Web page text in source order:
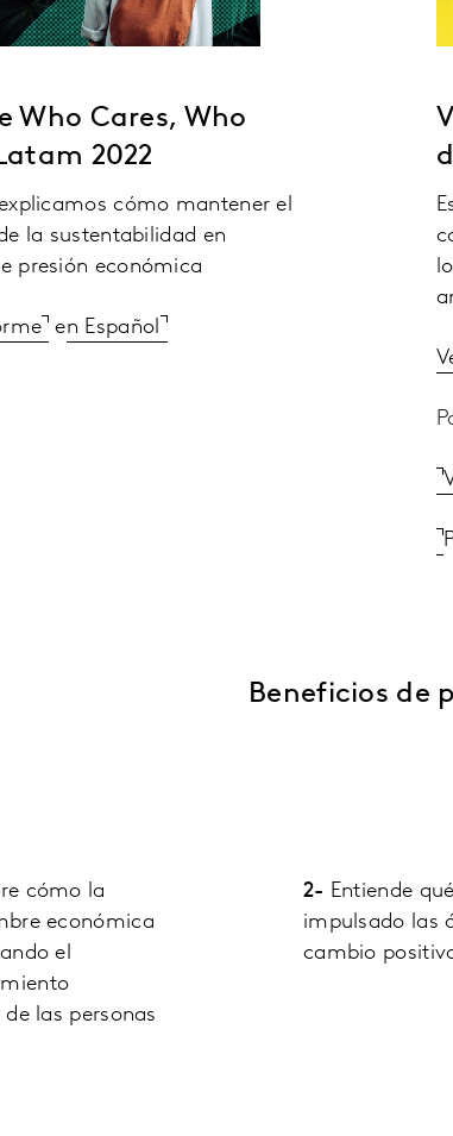
Who Cares, Who
2022
cómo mantener el
la sustentabilidad en
presión económica
en Español
Beneficios de
cómo la
económica
el
las personas
2- Entiende
impulsado las
cambio